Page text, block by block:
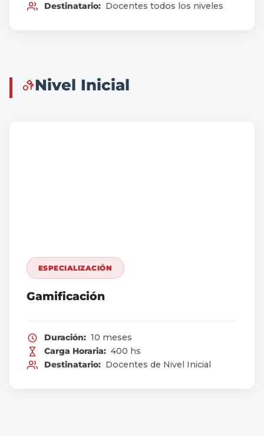
Destinatario: Docentes todos los niveles
Nivel Inicial
ESPECIALIZACIÓN
Gamificación
Duración: 10 meses
Carga Horaria: 400 hs
Destinatario: Docentes de Nivel Inicial